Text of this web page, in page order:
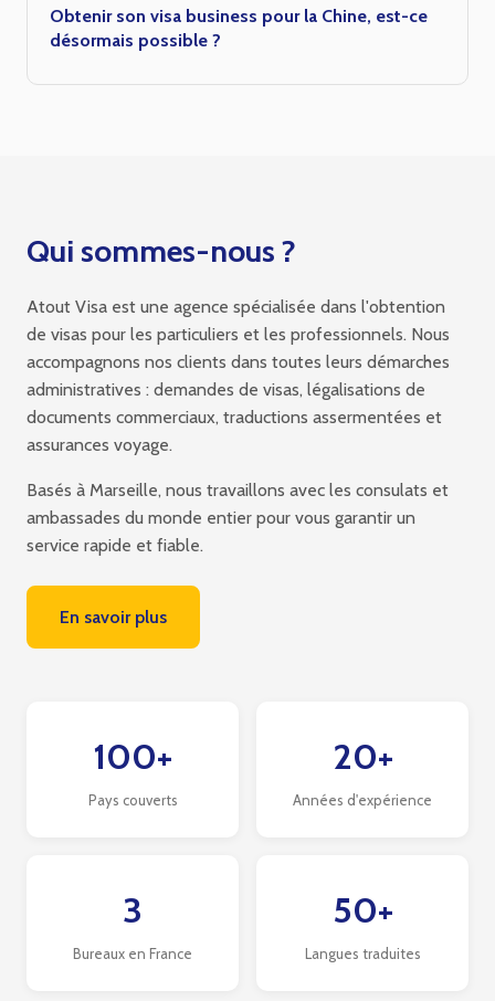
Obtenir son visa business pour la Chine, est-ce
désormais possible ?
Qui sommes-nous ?
Atout Visa est une agence spécialisée dans l'obtention
de visas pour les particuliers et les professionnels. Nous
accompagnons nos clients dans toutes leurs démarches
administratives : demandes de visas, légalisations de
documents commerciaux, traductions assermentées et
assurances voyage.
Basés à Marseille, nous travaillons avec les consulats et
ambassades du monde entier pour vous garantir un
service rapide et fiable.
En savoir plus
100+
Pays couverts
20+
Années d'expérience
3
Bureaux en France
50+
Langues traduites